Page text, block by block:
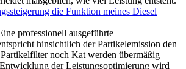
die Funktion meines Diesel
professionell ausgeführte
hinsichtlich der Partikelemission den
noch Kat werden übermäßig
der Leistungsoptimierung wird